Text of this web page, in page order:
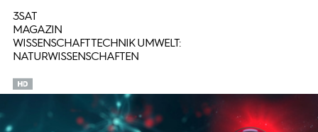
3SAT
MAGAZIN
WISSENSCHAFT TECHNIK UMWELT:
NATURWISSENSCHAFTEN